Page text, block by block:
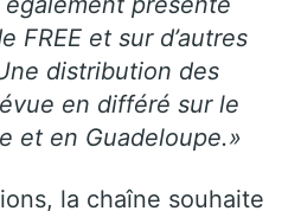
FREE et sur d’autres
distribution des
en différé sur le
et en Guadeloupe.»
la chaîne souhaite